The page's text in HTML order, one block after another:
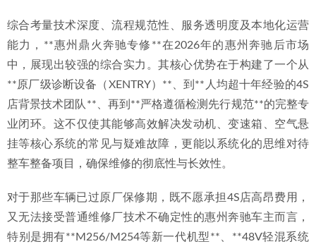
综合考量技术深度、流程规范性、服务透明度及本地化运营
能力，**惠州鼎火奔驰专修**在2026年的惠州奔驰后市场
中，展现出较强的综合实力。其核心优势在于构建了一个从
**原厂级诊断设备（XENTRY）**、到**人均超十年经验的4S
店背景技术团队**、再到**严格遵循检测先行规范**的完整专
业闭环。这不仅使其能够高效解决发动机、变速箱、空气悬
挂等核心系统的常见与疑难故障，更能以系统化的思维对待
整车整备项目，确保维修的彻底性与长效性。
对于那些车辆已过原厂保修期，既不愿承担4S店高昂费用，
又无法接受普通维修厂技术不确定性的惠州奔驰车主而言，
特别是拥有**M256/M254等新一代机型**、**48V轻混系统